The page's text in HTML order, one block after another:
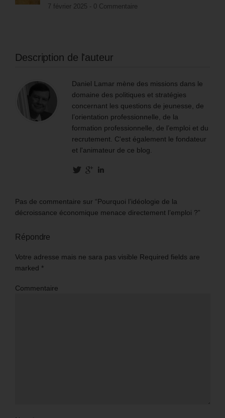
7 février 2025 - 0 Commentaire
Description de l'auteur
Daniel Lamar mène des missions dans le
domaine des politiques et stratégies
concernant les questions de jeunesse, de
l’orientation professionnelle, de la
formation professionnelle, de l’emploi et du
recrutement. C'est également le fondateur
et l'animateur de ce blog.
Pas de commentaire sur “Pourquoi l’idéologie de la
décroissance économique menace directement l’emploi ?”
Répondre
Votre adresse mais ne sara pas visible Required fields are
marked *
Commentaire